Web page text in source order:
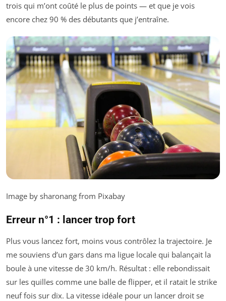
trois qui m’ont coûté le plus de points — et que je vois
encore chez 90 % des débutants que j’entraîne.
Image by sharonang from Pixabay
Erreur n°1 : lancer trop fort
Plus vous lancez fort, moins vous contrôlez la trajectoire. Je
me souviens d’un gars dans ma ligue locale qui balançait la
boule à une vitesse de 30 km/h. Résultat : elle rebondissait
sur les quilles comme une balle de flipper, et il ratait le strike
neuf fois sur dix. La vitesse idéale pour un lancer droit se